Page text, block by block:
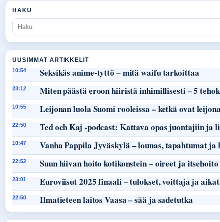
HAKU
UUSIMMAT ARTIKKELIT
10:54 Seksikäs anime-tyttö – mitä waifu tarkoittaa
23:12 Miten päästä eroon hiiristä inhimillisesti – 5
10:55 Leijonan luola Suomi rooleissa – ketkä ovat
22:50 Ted och Kaj -podcast: Kattava opas juontajiin ja
10:47 Vanha Pappila Jyväskylä – lounas, tapahtumat
22:52 Suun hiivan hoito kotikonstein – oireet ja itsehoito
23:01 Euroviisut 2025 finaali – tulokset, voittaja ja
22:50 Ilmatieteen laitos Vaasa – sää ja sadetutka